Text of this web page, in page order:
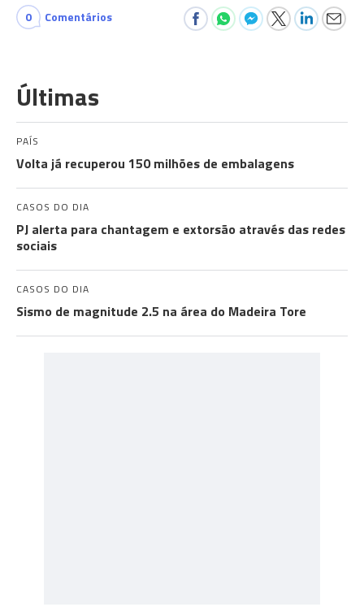
0 Comentários
Últimas
PAÍS
Volta já recuperou 150 milhões de embalagens
CASOS DO DIA
PJ alerta para chantagem e extorsão através das redes
sociais
CASOS DO DIA
Sismo de magnitude 2.5 na área do Madeira Tore